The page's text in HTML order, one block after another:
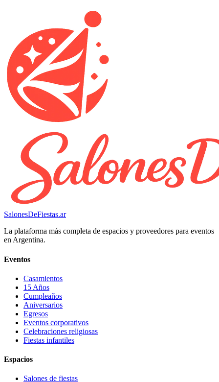
SalonesDeFiestas.ar
La plataforma más completa de espacios y proveedores para eventos
en Argentina.
Eventos
Casamientos
15 Años
Cumpleaños
Aniversarios
Egresos
Eventos corporativos
Celebraciones religiosas
Fiestas infantiles
Espacios
Salones de fiestas